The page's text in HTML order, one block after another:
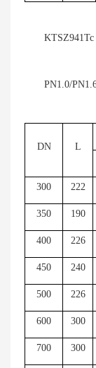
PN1.0/
DN L
300 222
350 190
400 226
450 240
500 226
600 300
700 300